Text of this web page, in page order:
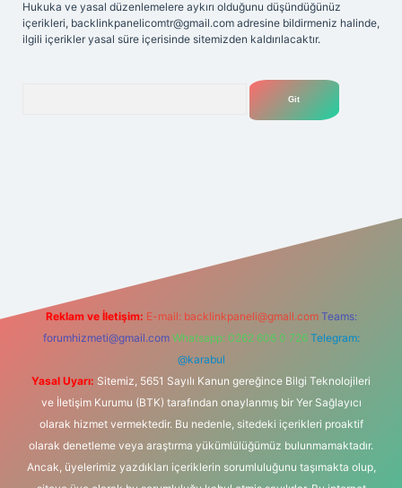
Hukuka ve yasal düzenlemelere aykırı olduğunu düşündüğünüz
içerikleri, backlinkpanelicomtr@gmail.com adresine bildirmeniz halinde,
ilgili içerikler yasal süre içerisinde sitemizden kaldırılacaktır.
Reklam ve İletişim: E-mail: backlinkpaneli@gmail.com Teams:
forumhizmeti@gmail.com Whatsapp: 0262 606 0 726 Telegram:
@karabul
Yasal Uyarı: Sitemiz, 5651 Sayılı Kanun gereğince Bilgi Teknolojileri
ve İletişim Kurumu (BTK) tarafından onaylanmış bir Yer Sağlayıcı
olarak hizmet vermektedir. Bu nedenle, sitedeki içerikleri proaktif
olarak denetleme veya araştırma yükümlülüğümüz bulunmamaktadır.
Ancak, üyelerimiz yazdıkları içeriklerin sorumluluğunu taşımakta olup,